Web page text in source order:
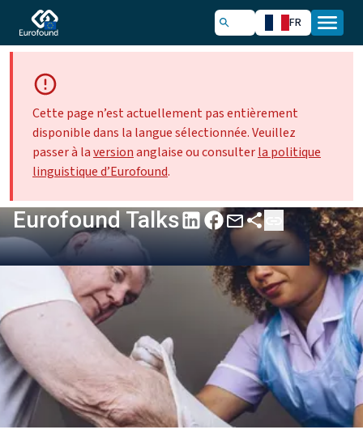
FR
Cette page n’est actuellement pas entièrement
disponible dans la langue sélectionnée. Veuillez
passer à laversionanglaise ou consulterla politique
linguistique d’Eurofound.
Eurofound Talks